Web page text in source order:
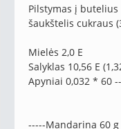
Pilstymas į
šaukštelis cukraus
Mielės 2,0 E
Salyklas 10,56 E
Apyniai 0,032 * 60
-----Mandarina 60 g